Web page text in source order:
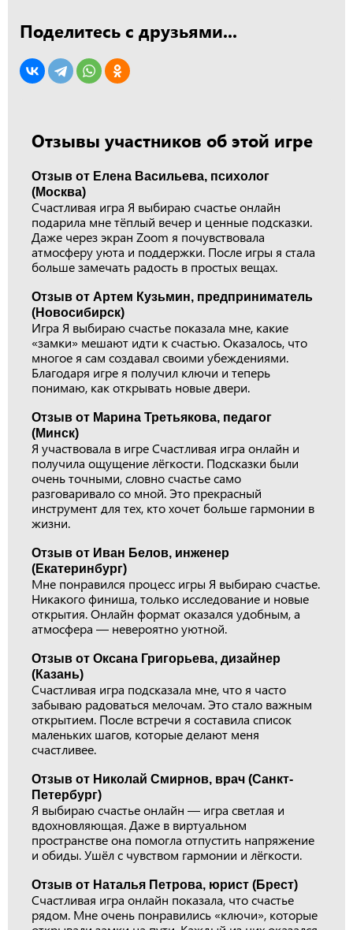
Поделитесь с друзьями...
Отзывы участников об этой игре
Отзыв от Елена Васильева, психолог
(Москва)
Счастливая игра Я выбираю счастье онлайн
подарила мне тёплый вечер и ценные подсказки.
Даже через экран Zoom я почувствовала
атмосферу уюта и поддержки. После игры я стала
больше замечать радость в простых вещах.
Отзыв от Артем Кузьмин, предприниматель
(Новосибирск)
Игра Я выбираю счастье показала мне, какие
«замки» мешают идти к счастью. Оказалось, что
многое я сам создавал своими убеждениями.
Благодаря игре я получил ключи и теперь
понимаю, как открывать новые двери.
Отзыв от Марина Третьякова, педагог
(Минск)
Я участвовала в игре Счастливая игра онлайн и
получила ощущение лёгкости. Подсказки были
очень точными, словно счастье само
разговаривало со мной. Это прекрасный
инструмент для тех, кто хочет больше гармонии в
жизни.
Отзыв от Иван Белов, инженер
(Екатеринбург)
Мне понравился процесс игры Я выбираю счастье.
Никакого финиша, только исследование и новые
открытия. Онлайн формат оказался удобным, а
атмосфера — невероятно уютной.
Отзыв от Оксана Григорьева, дизайнер
(Казань)
Счастливая игра подсказала мне, что я часто
забываю радоваться мелочам. Это стало важным
открытием. После встречи я составила список
маленьких шагов, которые делают меня
счастливее.
Отзыв от Николай Смирнов, врач (Санкт-
Петербург)
Я выбираю счастье онлайн — игра светлая и
вдохновляющая. Даже в виртуальном
пространстве она помогла отпустить напряжение
и обиды. Ушёл с чувством гармонии и лёгкости.
Отзыв от Наталья Петрова, юрист (Брест)
Счастливая игра онлайн показала, что счастье
рядом. Мне очень понравились «ключи», которые